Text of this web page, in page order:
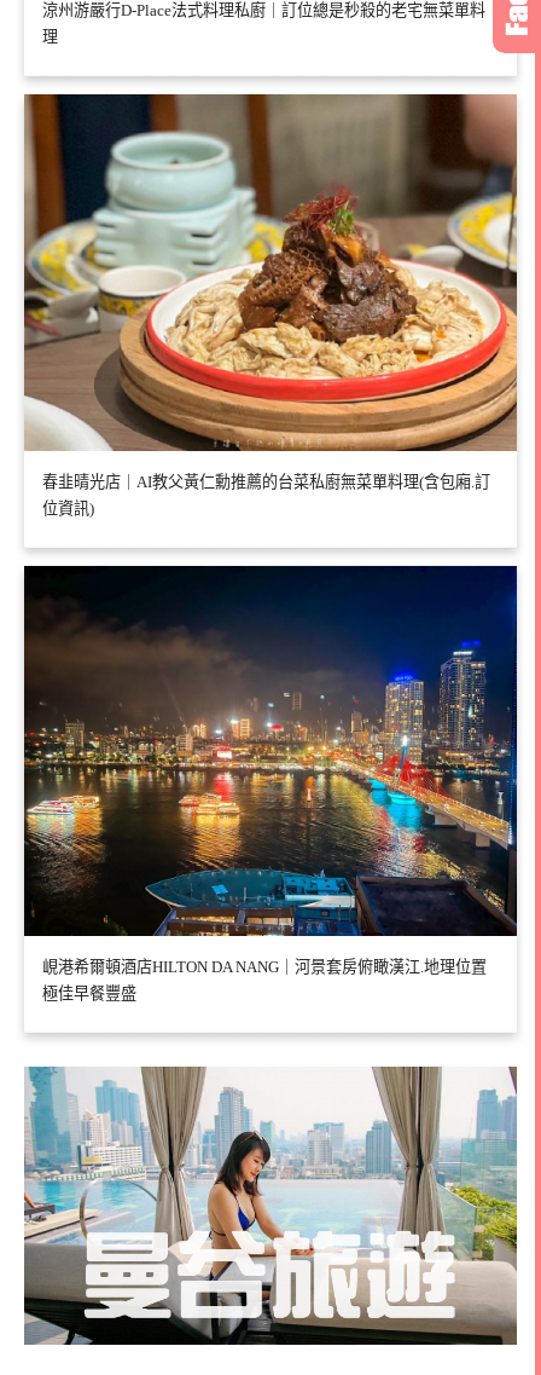
涼州游嚴行D-Place法式料理私廚｜訂位總是秒殺的老宅無菜單料
理
春韭晴光店｜AI教父黃仁勳推薦的台菜私廚無菜單料理(含包廂.訂
位資訊)
峴港希爾頓酒店HILTON DA NANG｜河景套房俯瞰漢江.地理位置
極佳早餐豐盛